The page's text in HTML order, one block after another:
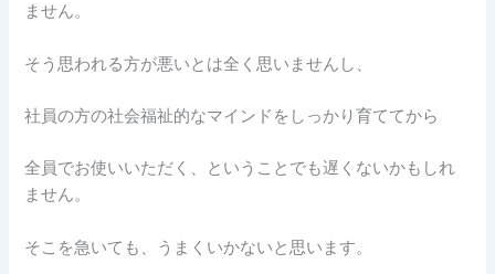
ません。
そう思われる方が悪いとは全く思いませんし、
社員の方の社会福祉的なマインドをしっかり育ててから
全員でお使いいただく、ということでも遅くないかもしれ
ません。
そこを急いても、うまくいかないと思います。